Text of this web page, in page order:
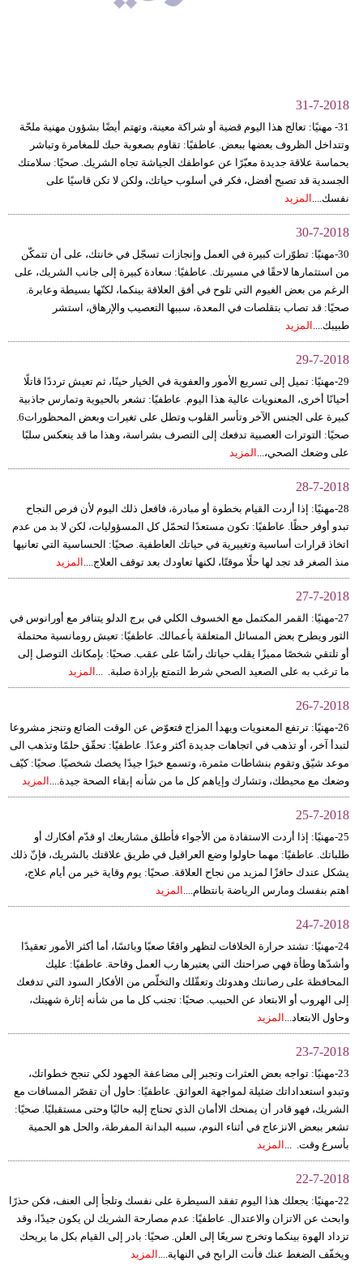
تعليم
وتكنولوجيا
بيئة
مدوَّنات
فيديو
سيارات
31-7-2018
31- مهنيًا: تعالج هذا اليوم قضية أو شراكة معينة، وتهتم أيضًا بشؤون مهنية ملحّة
وتتداخل الظروف بعضها ببعض. عاطفيًا: تقاوم بصعوبة حبك للمغامرة وتباشر
بحماسة علاقة جديدة معبّرًا عن عواطفك الجياشة تجاه الشريك. صحيًا: سلامتك
الجسدية قد تصبح أفضل، فكر في أسلوب حياتك، ولكن لا تكن قاسيًا على
نفسك.... المزيد
30-7-2018
30-مهنيًا: تطوّرات كبيرة في العمل وإنجازات تسجّل في خانتك، على أن تتمكّن
من استثمارها لاحقًا في مسيرتك. عاطفيًا: سعادة كبيرة إلى جانب الشريك، على
الرغم من بعض الغيوم التي تلوح في أفق العلاقة بينكما، لكنّها بسيطة وعابرة.
صحيًا: قد تصاب بتقلصات في المعدة، سببها التعصيب والإرهاق، استشر
طبيبك.... المزيد
29-7-2018
29-مهنيًا: تميل إلى تسريع الأمور والعفوية في الخيار حينًا، ثم تعيش ترددًا قاتلًا
أحيانًا أخرى، المعنويات عالية هذا اليوم. عاطفيًا: تشعر بالحيوية وتمارس جاذبية
كبيرة على الجنس الآخر وتأسر القلوب وتطل على تغيرات وبعض المحظورات6.
صحيًا: التوترات العصبية تدفعك إلى التصرف بشراسة، وهذا ما قد ينعكس سلبًا
على وضعك الصحي،... المزيد
28-7-2018
28-مهنيًا: إذا أردت القيام بخطوة أو مبادرة، فافعل ذلك اليوم لأن فرص النجاح
تبدو أوفر حظًا. عاطفيًا: تكون مستعدًا لتحمّل كل المسؤوليات، لكن لا بد من عدم
اتخاذ قرارات أساسية وتغييرية في حياتك العاطفية. صحيًا: الحساسية التي تعانيها
منذ الصغر قد تجد لها حلًا موقتًا، لكنها تعاودك بعد توقف العلاج.... المزيد
27-7-2018
27-مهنيًا: القمر المكتمل مع الخسوف الكلي في برج الدلو يتنافر مع أورانوس في
الثور ويطرح بعض المسائل المتعلقة بأعمالك. عاطفيًا: تعيش رومانسية محتملة
أو تلتقي شخصًا مميزًا يقلب حياتك رأسًا على عقب. صحيًا: بإمكانك التوصل إلى
ما ترغب به على الصعيد الصحي شرط التمتع بإرادة صلبة. ... المزيد
26-7-2018
26-مهنيًا: ترتفع المعنويات ويهدأ المزاج فتعوّض عن الوقت الضائع وتنجز مشروعا
لتبدأ آخر، أو تذهب في اتجاهات جديدة أكثر وعدًا. عاطفيًا: تحقّق حلمًا وتذهب الى
موعد شيّق وتقوم بنشاطات مثمرة، وتسمع خبرًا جيدًا يخصك شخصيًا. صحيًا: كيّف
وضعك مع محيطك، وتشارك وإياهم كل ما من شأنه إبقاء الصحة جيدة.... المزيد
25-7-2018
25-مهنيًا: إذا أردت الاستفادة من الأجواء فأطلق مشاريعك او قدّم أفكارك أو
طلباتك. عاطفيًا: مهما حاولوا وضع العراقيل في طريق علاقتك بالشريك، فإنّ ذلك
يشكل عندك حافزًا لمزيد من نجاح العلاقة. صحيًا: يوم وقاية خير من أيام علاج،
اهتم بنفسك ومارس الرياضة بانتظام.... المزيد
24-7-2018
24-مهنيًا: تشتد حرارة الخلافات لتظهر واقعًا صعبًا وبائسًا، أما أكثر الأمور تعقيدًا
وأشدّها وطأة فهي صراحتك التي يعتبرها رب العمل وقاحة. عاطفيًا: عليك
المحافظة على رصانتك وهدوئك وتعقّلك والتخلّص من الأفكار السود التي تدفعك
إلى الهروب أو الابتعاد عن الحبيب. صحيًا: تجنب كل ما من شأنه إثارة شهيتك،
وحاول الابتعاد... المزيد
23-7-2018
23-مهنيًا: تواجه بعض العثرات وتجبر إلى مضاعفة الجهود لكي تنجح خطواتك،
وتبدو استعداداتك ضئيلة لمواجهة العوائق. عاطفيًا: حاول أن تقصّر المسافات مع
الشريك، فهو قادر أن يمنحك الاأمان الذي تحتاج إليه حاليًا وحتى مستقبليًا. صحيًا:
تشعر ببعض الانزعاج في أثناء النوم، سببه البدانة المفرطة، والحل هو الحمية
بأسرع وقت. ... المزيد
22-7-2018
22-مهنيًا: يجعلك هذا اليوم تفقد السيطرة على نفسك وتلجأ إلى العنف، فكن حذرًا
وابحث عن الاتزان والاعتدال. عاطفيًا: عدم مصارحة الشريك لن يكون جيدًا، وقد
تزداد الهوة بينكما وتخرج سريعًا إلى العلن. صحيًا: بادر إلى القيام بكل ما يريحك
ويخفّف الضغط عنك فأنت الرابح في النهاية.... المزيد